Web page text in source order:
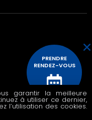
PRENDRE
RENDEZ-VOUS
CONTACTEZ
garantir la meilleure
à utiliser ce dernier,
l’utilisation des cookies.